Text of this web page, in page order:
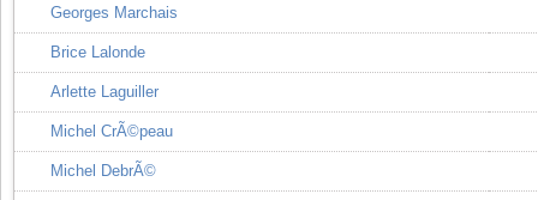
Georges Marchais
Brice Lalonde
Arlette Laguiller
Michel CrÃ©peau
Michel DebrÃ©